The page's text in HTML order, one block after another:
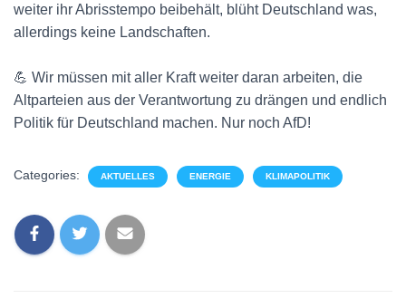
weiter ihr Abrisstempo beibehält, blüht Deutschland was,
allerdings keine Landschaften.
💪 Wir müssen mit aller Kraft weiter daran arbeiten, die
Altparteien aus der Verantwortung zu drängen und endlich
Politik für Deutschland machen. Nur noch AfD!
Categories: AKTUELLES ENERGIE KLIMAPOLITIK